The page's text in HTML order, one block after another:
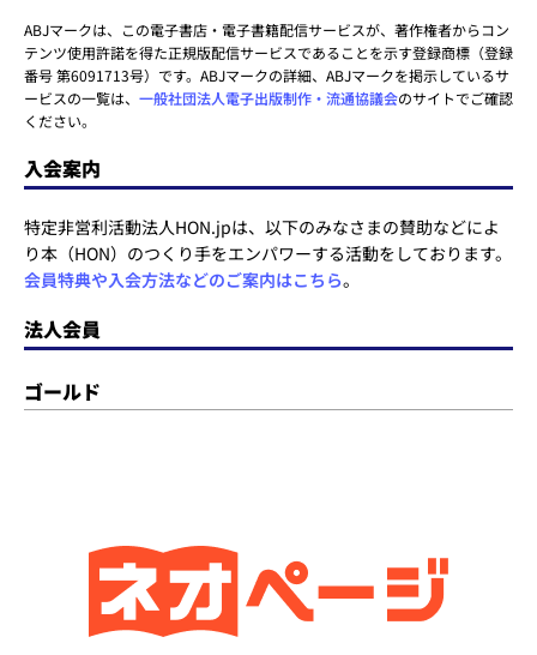
ABJマークは、この電子書店・電子書籍配信サービスが、著作権者からコン
テンツ使用許諾を得た正規版配信サービスであることを示す登録商標（登録
番号 第6091713号）です。ABJマークの詳細、ABJマークを掲示しているサ
ービスの一覧は、 一般社団法人電子出版制作・流通協議会のサイトでご確認
ください。
入会案内
特定非営利活動法人HON.jpは、以下のみなさまの賛助などによ
り本（HON）のつくり手をエンパワーする活動をしております。
会員特典や入会方法などのご案内はこちら。
法人会員
ゴールド